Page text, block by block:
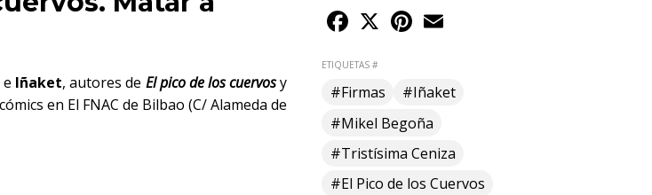
e Iñaket, autores de El pico de los cuervosy
en El FNAC de Bilbao (C/ Alameda de
Facebook
X Pinterest
ETIQUETAS #
#Firmas
#Iñaket
#Mikel Begoña
#Tristísima Ceniza
#El Pico de los Cuervos